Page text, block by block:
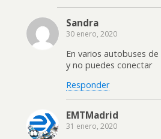
Sandra
30 enero, 2020
En varios autobuses
y no puedes conectar
Responder
EMTMadrid
31 enero, 2020